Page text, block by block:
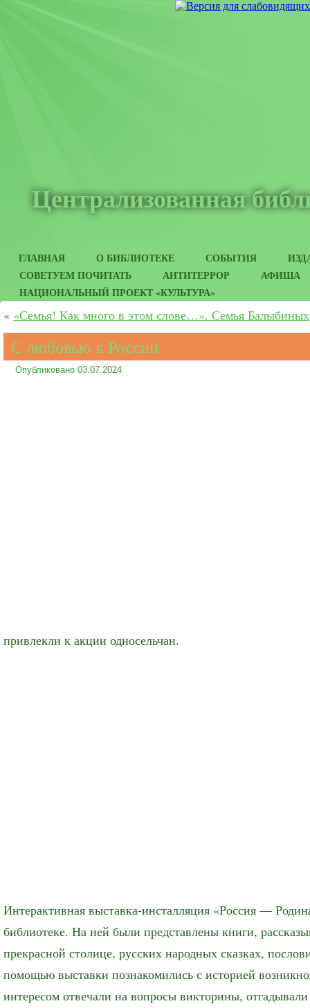
Централизованная
ГЛАВНАЯ О БИБЛИОТЕКЕ СОБЫТИЯ
СОВЕТУЕМ ПОЧИТАТЬ
АНТИТЕРРОР
АФИША
НАЦИОНАЛЬНЫЙ ПРОЕКТ «КУЛЬТУРА»
« «Семья! Как много в этом слове…». Семья Балыбиных
С любовью к России
Опубликовано 03.07.2024
привлекли к акции односельчан.
Интерактивная выставка-инсталляция «Россия —
библиотеке. На ней были представлены книги,
прекрасной столице, русских народных сказках,
помощью выставки познакомились с историей
интересом отвечали на вопросы викторины,